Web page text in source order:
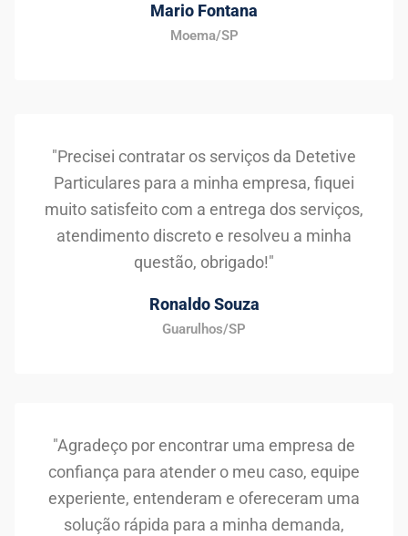
Mario Fontana
Moema/SP
"Precisei contratar os serviços da Detetive
Particulares para a minha empresa, fiquei
muito satisfeito com a entrega dos serviços,
atendimento discreto e resolveu a minha
questão, obrigado!"
Ronaldo Souza
Guarulhos/SP
"Agradeço por encontrar uma empresa de
confiança para atender o meu caso, equipe
experiente, entenderam e ofereceram uma
solução rápida para a minha demanda,